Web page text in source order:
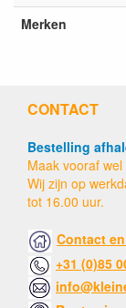
Merken
CONTACT
Bestelling
Maak vooraf
Wij zijn op
tot 16.00 uur.
Contact
+31 (0)85